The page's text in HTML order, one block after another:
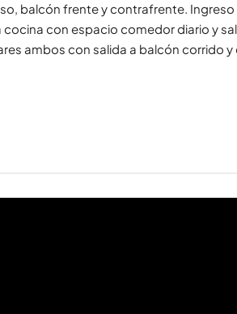
balcón frente y contrafrente.
con espacio comedor diario y
ambos con salida a balcón corrido y